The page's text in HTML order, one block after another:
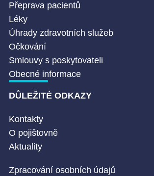
Přeprava pacientů
Léky
Úhrady zdravotních služeb
Očkování
Smlouvy s poskytovateli
Obecné informace
DŮLEŽITÉ ODKAZY
Kontakty
O pojištovně
Aktuality
Zpracování osobních údajů